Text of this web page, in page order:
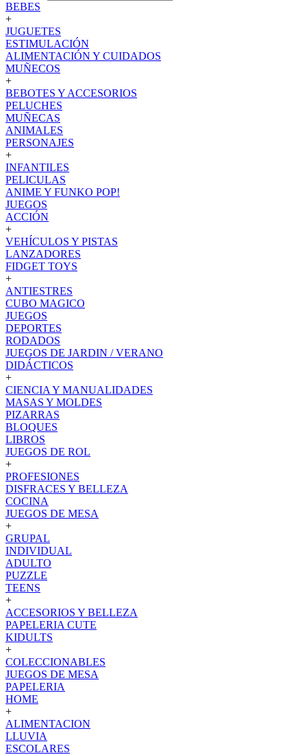
BEBES
+
JUGUETES
ESTIMULACIÓN
ALIMENTACIÓN Y CUIDADOS
MUÑECOS
+
BEBOTES Y ACCESORIOS
PELUCHES
MUÑECAS
ANIMALES
PERSONAJES
+
INFANTILES
PELICULAS
ANIME Y FUNKO POP!
JUEGOS
ACCIÓN
+
VEHÍCULOS Y PISTAS
LANZADORES
FIDGET TOYS
+
ANTIESTRES
CUBO MAGICO
JUEGOS
DEPORTES
RODADOS
JUEGOS DE JARDIN / VERANO
DIDÁCTICOS
+
CIENCIA Y MANUALIDADES
MASAS Y MOLDES
PIZARRAS
BLOQUES
LIBROS
JUEGOS DE ROL
+
PROFESIONES
DISFRACES Y BELLEZA
COCINA
JUEGOS DE MESA
+
GRUPAL
INDIVIDUAL
ADULTO
PUZZLE
TEENS
+
ACCESORIOS Y BELLEZA
PAPELERIA CUTE
KIDULTS
+
COLECCIONABLES
JUEGOS DE MESA
PAPELERIA
HOME
+
ALIMENTACION
LLUVIA
ESCOLARES